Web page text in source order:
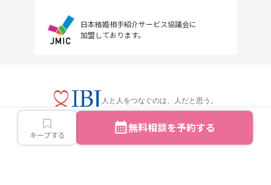
キープする 無料相談を予約する
日本結婚相手紹介サービス協議会に
加盟しております。
人と人をつなぐのは、人だと思う。